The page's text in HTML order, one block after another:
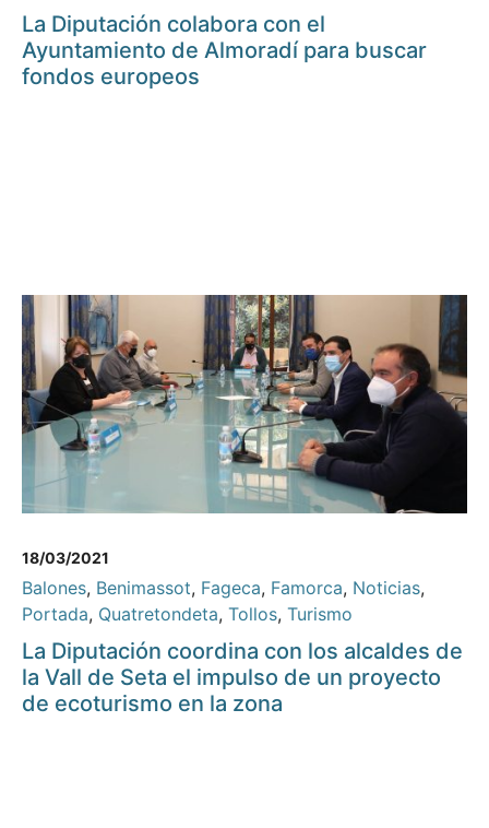
La Diputación colabora con el
Ayuntamiento de Almoradí para buscar
fondos europeos
18/03/2021
Balones, Benimassot, Fageca, Famorca, Noticias,
Portada, Quatretondeta, Tollos, Turismo
La Diputación coordina con los alcaldes de
la Vall de Seta el impulso de un proyecto
de ecoturismo en la zona